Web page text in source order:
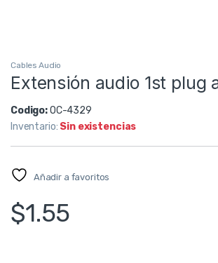
Cables Audio
Extensión audio 1st plug
Codigo:OC-4329
Inventario: Sin existencias
Añadir a favoritos
$1.55